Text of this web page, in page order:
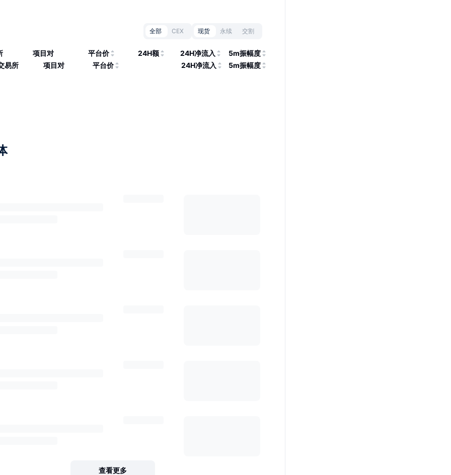
全部 CEX 现货 永续 交割
项目对 平台价 24H额 24H净流入
5m振幅度
易所
项目对 平台价 24H净流入 5m振幅度
查看更多